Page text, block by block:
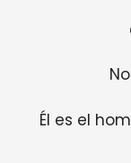
Él es el